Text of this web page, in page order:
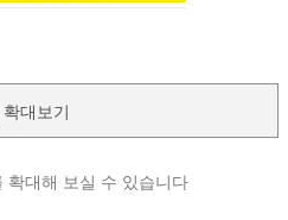
확대보기
확대해 보실 수 있습니다